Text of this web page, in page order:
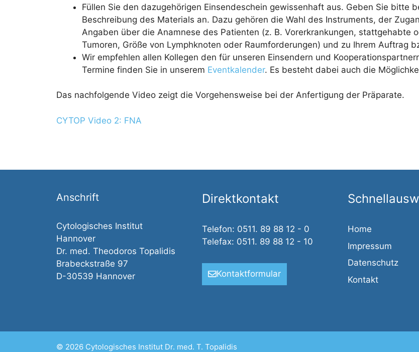
Füllen Sie den dazugehörigen Einsendeschein gewissenhaft aus. Geben Sie bitte
Beschreibung des Materials an. Dazu gehören die Wahl des Instruments, der
Angaben über die Anamnese des Patienten (z. B. Vorerkrankungen, stattgehabte
Tumoren, Größe von Lymphknoten oder Raumforderungen) und zu Ihrem Auftrag
Wir empfehlen allen Kollegen den für unseren Einsendern und
Termine finden Sie in unserem Eventkalender. Es besteht dabei auch die
Das nachfolgende Video zeigt die Vorgehensweise bei der Anfertigung der Präparate.
CYTOP Video 2: FNA
Anschrift
Cytologisches Institut
Hannover
Dr. med. Theodoros Topalidis
Brabeckstraße 97
D-30539 Hannover
Direktkontakt
Telefon: 0511. 89 88 12 - 0
Telefax: 0511. 89 88 12 - 10
Kontaktformular
Home
Impressum
Datenschutz
Kontakt
© 2026 Cytologisches Institut Dr. med. T. Topalidis